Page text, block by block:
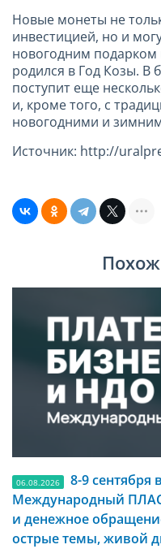
Новые монеты не
инвестицией, но и
новогодним подарком
родился в Год Козы. В
поступит еще
и, кроме того, с
новогодними и
Источник: http://
06.08.2026
8-9 сентября
Международный
и денежное
острые темы, живой